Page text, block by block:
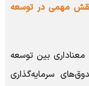
مهمی در توسعه
بین توسعه
سرمایه‌گذاری